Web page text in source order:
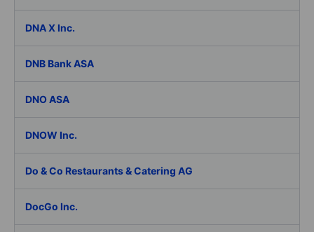
DNA X Inc.
DNB Bank ASA
DNO ASA
DNOW Inc.
Do & Co Restaurants & Catering AG
DocGo Inc.